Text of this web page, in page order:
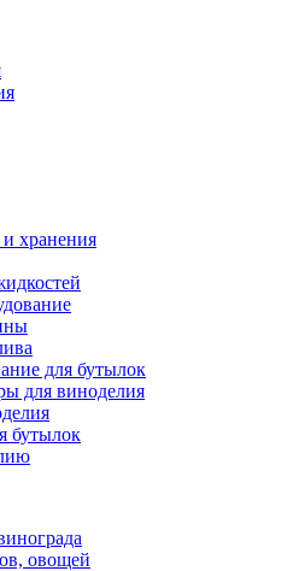
хранения
для бутылок
для виноделия
бутылок
овощей